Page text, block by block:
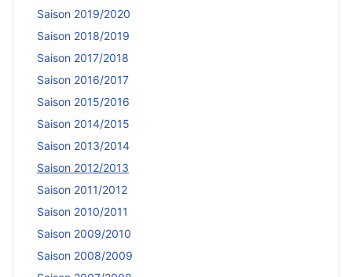
Saison 2019/2020
Saison 2018/2019
Saison 2017/2018
Saison 2016/2017
Saison 2015/2016
Saison 2014/2015
Saison 2013/2014
Saison 2012/2013
Saison 2011/2012
Saison 2010/2011
Saison 2009/2010
Saison 2008/2009